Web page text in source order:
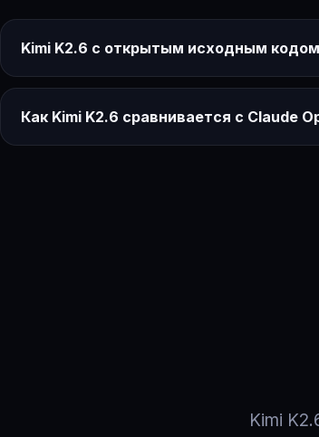
Kimi K2.6 с открытым исходным
Как Kimi K2.6 сравнивается с Claude
Kimi